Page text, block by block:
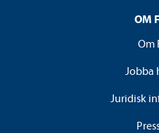
OM
Om
Jobba
Juridisk